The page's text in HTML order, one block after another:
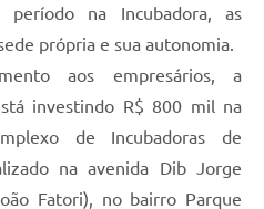
na Incubadora, as
própria e sua autonomia.
aos empresários, a
investindo R$ 800 mil na
de Incubadoras de
na avenida Dib Jorge
Fatori), no bairro Parque